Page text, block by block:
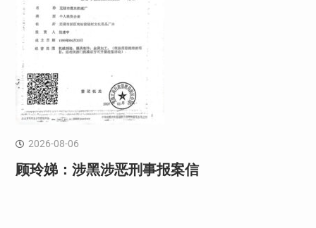
2026-08-06
顾玲娣：涉黑涉恶刑事报案信